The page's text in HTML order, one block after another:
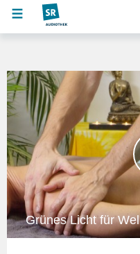
Grünes Licht für